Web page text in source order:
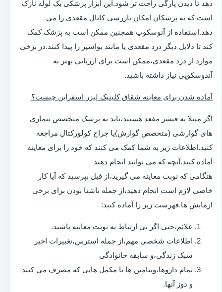
دهد تا دیدن پارگی راحت تر شود.این ابزار پزشکی یک لوله نازک
است که به پزشکان امکان بازرسی کانال مقعدی را می
دهد.استفاده از آنوسکوپ همچنین ممکن است به پزشک کمک
کند تا دلایل دیگر درد مقعدی یا مانند بواسیر را پیدا کنند.در برخی
موارد از درد مقعدی،ممکن است برای ارزیابی بهتر به
آندوسکوپی نیاز داشته باشید.
آماده شدن برای معاینه شقاق کلینیک لیزر اسفراین چیست؟
اگر مبتلا به فیشر مقعد هستید،باید به پزشک متخصص بیماری
های گوارشی (متخصص گوارش)یا جراح کولورکتال مراجعه
کنید.اطلاعات زیر به شما کمک می کنند که خود را برای معاینه
آماده کنید.آنچه که می توانید انجام دهید
هنگامی که نوبت معاینه می گیرید،از قبل بپرسید که آیا کار
خاصی لازم است انجام دهید،از جمله ناشتا بودن برای برخی
ازمایش ها.فهرست زیر را آماده کنید:
علائم،حتی اگر بی ارتباط به نوبت معاینه باشند.
اطلاعات شخصی مهم،از جمله استرس،تغییرات اخیر
سبک زندگی،و سابقه خانوادگی
تمام داروها،ویتامین ها یا مکمل هایی که مصرف می کنید
و دوز آنها.